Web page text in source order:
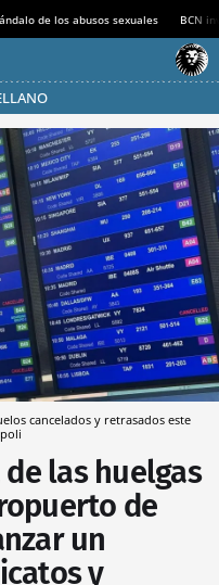
de los abusos sexuales BCN
cancelados y retrasados este
las huelgas
de
un
y